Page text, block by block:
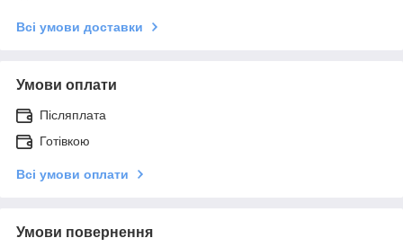
Всі умови доставки
Умови оплати
Післяплата
Готівкою
Всі умови оплати
Умови повернення